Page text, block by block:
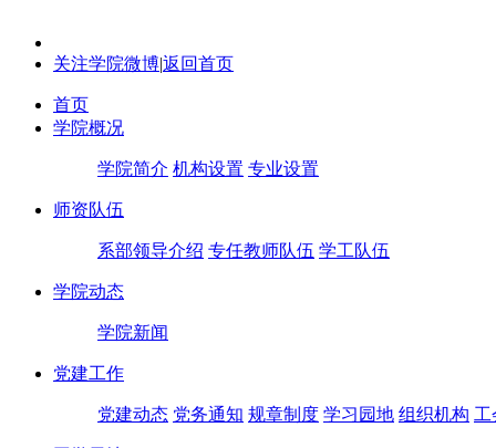
关注学院微博|返回首页
首页
学院概况
学院简介 机构设置 专业设置
师资队伍
系部领导介绍 专任教师队伍 学工队伍
学院动态
学院新闻
党建工作
党建动态 党务通知 规章制度 学习园地 组织机构 工